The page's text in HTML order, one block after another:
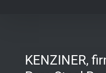
KENZINER,